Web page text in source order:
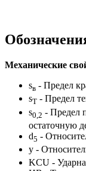
Механические
sв - Предел
sТ - Предел
s0,2 - Предел
остаточную
d5 -
y -
KCU -